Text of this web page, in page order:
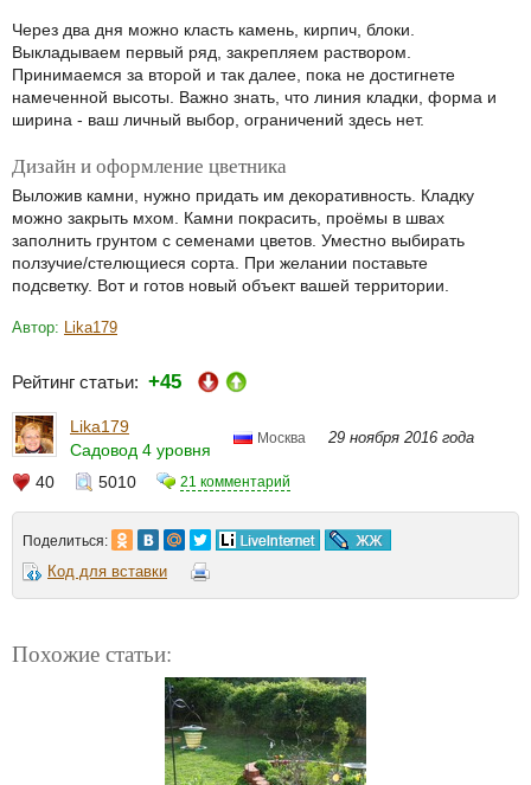
Через два дня можно класть камень, кирпич, блоки.
Выкладываем первый ряд, закрепляем раствором.
Принимаемся за второй и так далее, пока не достигнете
намеченной высоты. Важно знать, что линия кладки, форма и
ширина - ваш личный выбор, ограничений здесь нет.
Дизайн и оформление цветника
Выложив камни, нужно придать им декоративность. Кладку
можно закрыть мхом. Камни покрасить, проёмы в швах
заполнить грунтом с семенами цветов. Уместно выбирать
ползучие/стелющиеся сорта. При желании поставьте
подсветку. Вот и готов новый объект вашей территории.
Автор: Lika179
Рейтинг статьи: +45
Lika179
Садовод 4 уровня
Москва 29 ноября 2016 года
40 5010 21 комментарий
Поделиться:
Код для вставки
Похожие статьи: